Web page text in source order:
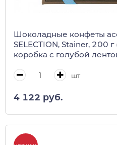
Шоколадные конфеты
SELECTION, Stainer, 200
коробка с голубой
шт
4 122 руб.